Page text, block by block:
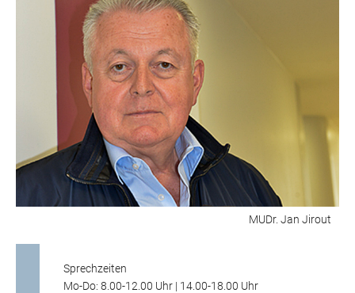
MUDr. Jan Jirout
Sprechzeiten
Mo-Do: 8.00-12.00 Uhr | 14.00-18.00 Uhr